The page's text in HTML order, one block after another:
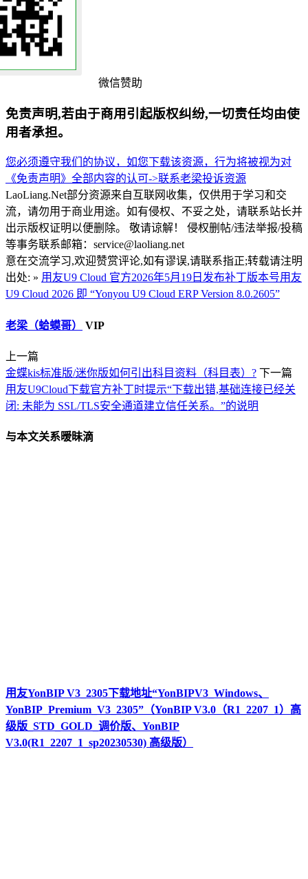
微信赞助
免责声明,若由于商用引起版权纠纷,一切责任均由使
用者承担。
您必须遵守我们的协议，如您下载该资源，行为将被视为对
《免责声明》全部内容的认可->联系老梁投诉资源
LaoLiang.Net部分资源来自互联网收集，仅供用于学习和交
流，请勿用于商业用途。如有侵权、不妥之处，请联系站长并
出示版权证明以便删除。 敬请谅解！ 侵权删帖/违法举报/投稿
等事务联系邮箱：service@laoliang.net
意在交流学习,欢迎赞赏评论,如有谬误,请联系指正;转载请注明
出处: » 用友U9 Cloud 官方2026年5月19日发布补丁版本号用友
U9 Cloud 2026 即 “Yonyou U9 Cloud ERP Version 8.0.2605”
老梁（蛤蟆哥） VIP
上一篇
金蝶kis标准版/迷你版如何引出科目资料（科目表）? 下一篇
用友U9Cloud下载官方补丁时提示“下载出错,基础连接已经关
闭: 未能为 SSL/TLS安全通道建立信任关系。”的说明
与本文关系暧昧滴
用友YonBIP V3_2305下载地址“YonBIPV3_Windows、
YonBIP_Premium_V3_2305”（YonBIP V3.0（R1_2207_1）高
级版_STD_GOLD_调价版、YonBIP
V3.0(R1_2207_1_sp20230530) 高级版）